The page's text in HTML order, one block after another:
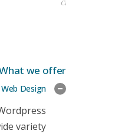
CEO
we offer
Design
variety